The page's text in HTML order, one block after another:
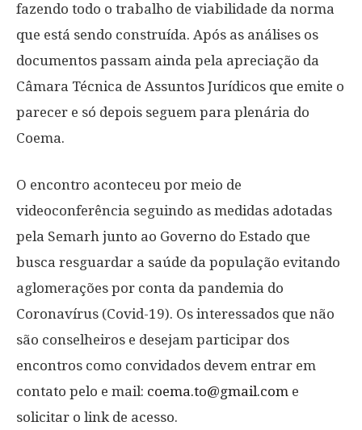
fazendo todo o trabalho de viabilidade da norma
que está sendo construída. Após as análises os
documentos passam ainda pela apreciação da
Câmara Técnica de Assuntos Jurídicos que emite o
parecer e só depois seguem para plenária do
Coema.
O encontro aconteceu por meio de
videoconferência seguindo as medidas adotadas
pela Semarh junto ao Governo do Estado que
busca resguardar a saúde da população evitando
aglomerações por conta da pandemia do
Coronavírus (Covid-19). Os interessados que não
são conselheiros e desejam participar dos
encontros como convidados devem entrar em
contato pelo e mail: coema.to@gmail.com e
solicitar o link de acesso.